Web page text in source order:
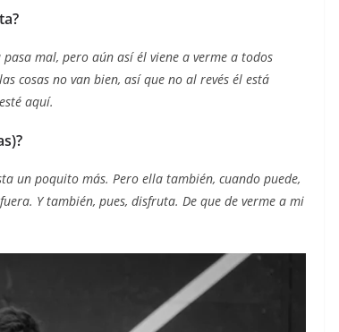
?
mal, pero aún así él viene a verme a todos
cosas no van bien, así que no al revés él está
aquí.
un poquito más. Pero ella también, cuando puede,
Y también, pues, disfruta. De que de verme a mi